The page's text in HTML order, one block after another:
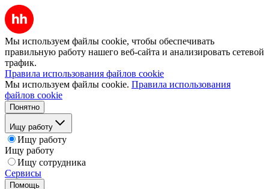
Мы используем файлы cookie, чтобы обеспечивать
правильную работу нашего веб-сайта и анализировать сетевой
трафик.
Правила использования файлов cookie
Мы используем файлы cookie. Правила использования
файлов cookie
Понятно
Ищу работу
Ищу работу
Ищу работу
Ищу сотрудника
Сервисы
Помощь